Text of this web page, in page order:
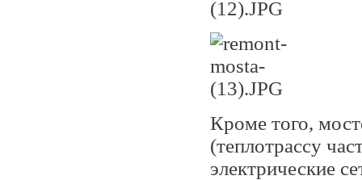
Кроме того,
(теплотрассу
электрические